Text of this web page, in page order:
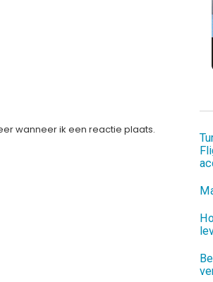
wanneer ik een reactie plaats.